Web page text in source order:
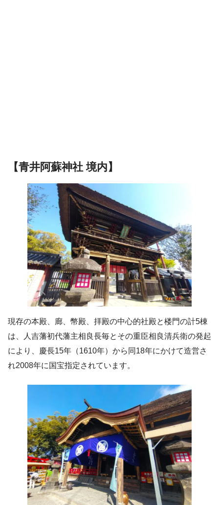
【青井阿蘇神社 境内】
現存の本殿、廊、幣殿、拝殿の中心的社殿と楼門の計5棟
は、人吉藩初代藩主相良長毎とその重臣相良清兵衛の発起
により、慶長15年（1610年）から同18年にかけて造営さ
れ2008年に国宝指定されています。